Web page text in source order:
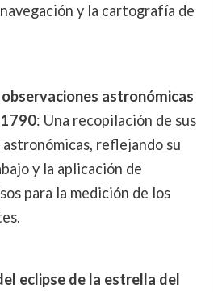
y la cartografía de
astronómicas
: Una recopilación de sus
reflejando su
y la aplicación de
para la medición de los
eclipse de la estrella del